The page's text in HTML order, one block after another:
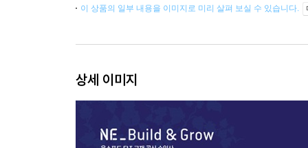
이 상품의 일부 내용을 이미지로 미리 살펴 보실 수 있습니다.
상세 이미지